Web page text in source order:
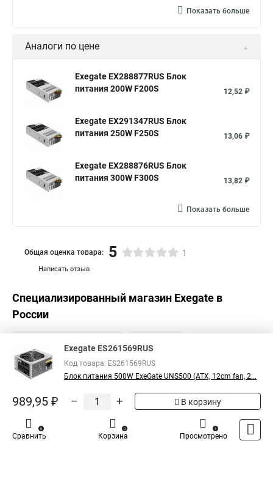
Показать больше
Аналоги по цене
Exegate EX288877RUS Блок
питания 200W F200S
12,52 ₽
Exegate EX291347RUS Блок
питания 250W F250S
13,06 ₽
Exegate EX288876RUS Блок
питания 300W F300S
13,82 ₽
Показать больше
Написать отзыв
Общая оценка товара: 5 1
Специализированный магазин Exegate в
России
Exegate ES261569RUS
Код товара: ES261569RUS
Блок питания 500W ExeGate UNS500 (ATX, 12cm fan, 2...
989,95 ₽ – + В корзину
Сравнить
0
Корзина
0
Просмотрено
1